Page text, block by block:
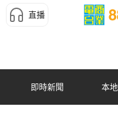
直播
即時新聞 本地